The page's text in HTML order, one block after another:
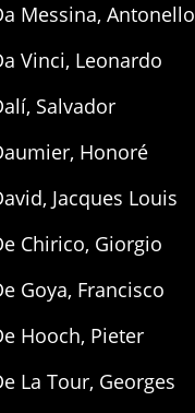
Messina, Antonello
Vinci, Leonardo
Salvador
Honoré
Jacques Louis
Chirico, Giorgio
Goya, Francisco
Hooch, Pieter
La Tour, Georges